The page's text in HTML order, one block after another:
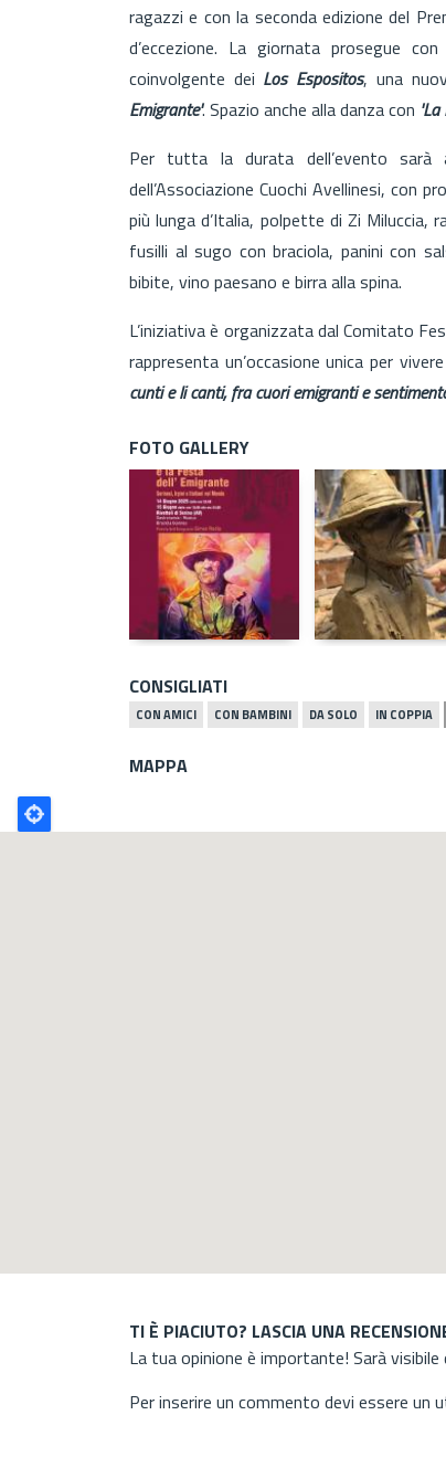
ragazzi e con la seconda edizione del
d’eccezione. La giornata prosegue con
coinvolgente dei Los Espositos, una
Emigrante'. Spazio anche alla danza con 'La
Per tutta la durata dell’evento sarà
dell’Associazione Cuochi Avellinesi, con
più lunga d’Italia, polpette di Zi
fusilli al sugo con braciola, panini con
bibite, vino paesano e birra alla spina.
L’iniziativa è organizzata dal Comitato
rappresenta un’occasione unica per
cunti e li canti, fra cuori emigranti e
FOTO GALLERY
CONSIGLIATI
CON AMICI CON BAMBINI DA SOLO IN COPPIA
MAPPA
Poligono
GEO
TI È PIACIUTO? LASCIA UNA
La tua opinione è importante! Sarà
Per inserire un commento devi essere